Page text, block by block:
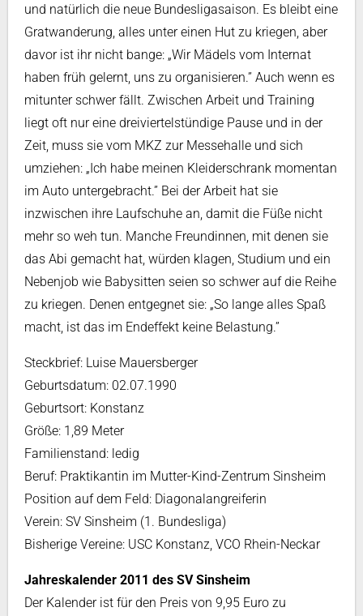
und natürlich die neue Bundesligasaison. Es bleibt eine
Gratwanderung, alles unter einen Hut zu kriegen, aber
davor ist ihr nicht bange: „Wir Mädels vom Internat
haben früh gelernt, uns zu organisieren.” Auch wenn es
mitunter schwer fällt. Zwischen Arbeit und Training
liegt oft nur eine dreiviertelstündige Pause und in der
Zeit, muss sie vom MKZ zur Messehalle und sich
umziehen: „Ich habe meinen Kleiderschrank momentan
im Auto untergebracht.” Bei der Arbeit hat sie
inzwischen ihre Laufschuhe an, damit die Füße nicht
mehr so weh tun. Manche Freundinnen, mit denen sie
das Abi gemacht hat, würden klagen, Studium und ein
Nebenjob wie Babysitten seien so schwer auf die Reihe
zu kriegen. Denen entgegnet sie: „So lange alles Spaß
macht, ist das im Endeffekt keine Belastung.”
Steckbrief: Luise Mauersberger
Geburtsdatum: 02.07.1990
Geburtsort: Konstanz
Größe: 1,89 Meter
Familienstand: ledig
Beruf: Praktikantin im Mutter-Kind-Zentrum Sinsheim
Position auf dem Feld: Diagonalangreiferin
Verein: SV Sinsheim (1. Bundesliga)
Bisherige Vereine: USC Konstanz, VCO Rhein-Neckar
Jahreskalender 2011 des SV Sinsheim
Der Kalender ist für den Preis von 9,95 Euro zu